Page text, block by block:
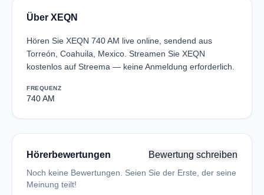
Über XEQN
Hören Sie XEQN 740 AM live online, sendend aus
Torreón, Coahuila, Mexico. Streamen Sie XEQN
kostenlos auf Streema — keine Anmeldung erforderlich.
FREQUENZ
740 AM
Hörerbewertungen Bewertung schreiben
Noch keine Bewertungen. Seien Sie der Erste, der seine
Meinung teilt!